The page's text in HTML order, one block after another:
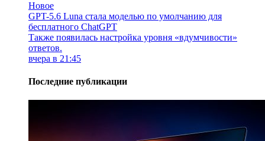
Новое
GPT-5.6 Luna стала моделью по умолчанию для
бесплатного ChatGPT
Также появилась настройка уровня «вдумчивости»
ответов.
вчера в 21:45
Последние публикации